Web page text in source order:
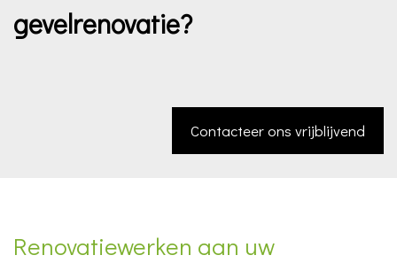
gevelrenovatie?
Contacteer ons vrijblijvend
Renovatiewerken aan uw